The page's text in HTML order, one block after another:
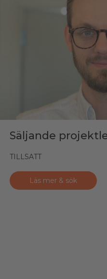
Säljande
TILLSATT
Läs mer & sök